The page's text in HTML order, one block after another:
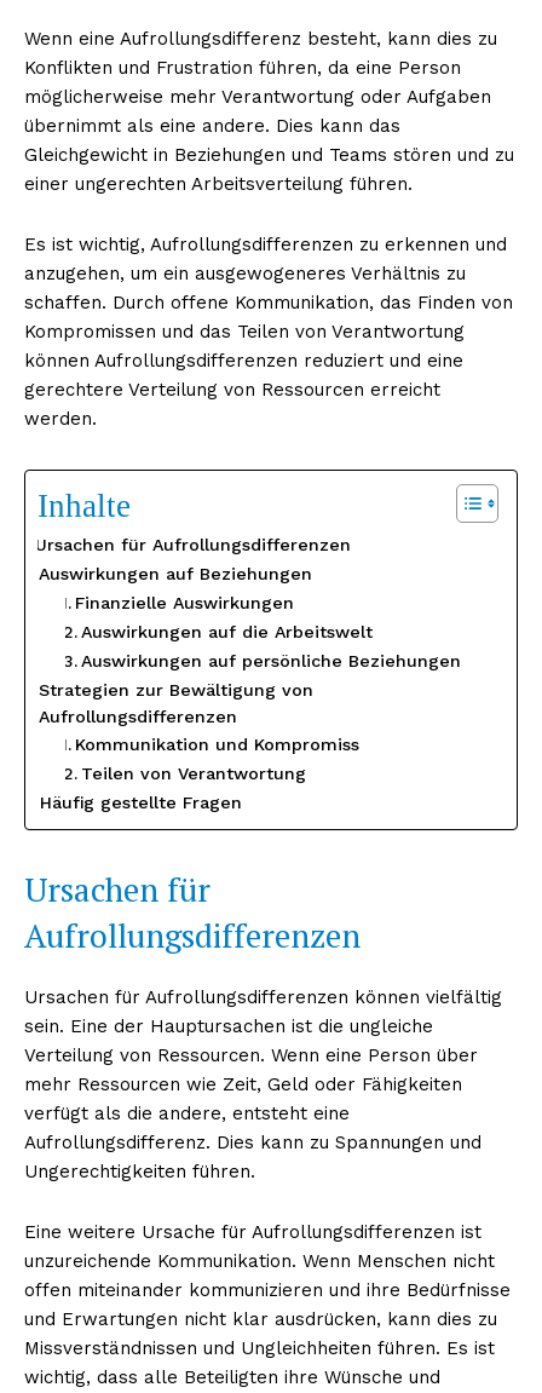
Wenn eine Aufrollungsdifferenz besteht, kann dies zu
Konflikten und Frustration führen, da eine Person
möglicherweise mehr Verantwortung oder Aufgaben
übernimmt als eine andere. Dies kann das
Gleichgewicht in Beziehungen und Teams stören und zu
einer ungerechten Arbeitsverteilung führen.
Es ist wichtig, Aufrollungsdifferenzen zu erkennen und
anzugehen, um ein ausgewogeneres Verhältnis zu
schaffen. Durch offene Kommunikation, das Finden von
Kompromissen und das Teilen von Verantwortung
können Aufrollungsdifferenzen reduziert und eine
gerechtere Verteilung von Ressourcen erreicht
werden.
Inhalte
Ursachen für Aufrollungsdifferenzen
Auswirkungen auf Beziehungen
Finanzielle Auswirkungen
Auswirkungen auf die Arbeitswelt
Auswirkungen auf persönliche Beziehungen
Strategien zur Bewältigung von
Aufrollungsdifferenzen
Kommunikation und Kompromiss
Teilen von Verantwortung
Häufig gestellte Fragen
Ursachen für
Aufrollungsdifferenzen
Ursachen für Aufrollungsdifferenzen können vielfältig
sein. Eine der Hauptursachen ist die ungleiche
Verteilung von Ressourcen. Wenn eine Person über
mehr Ressourcen wie Zeit, Geld oder Fähigkeiten
verfügt als die andere, entsteht eine
Aufrollungsdifferenz. Dies kann zu Spannungen und
Ungerechtigkeiten führen.
Eine weitere Ursache für Aufrollungsdifferenzen ist
unzureichende Kommunikation. Wenn Menschen nicht
offen miteinander kommunizieren und ihre Bedürfnisse
und Erwartungen nicht klar ausdrücken, kann dies zu
Missverständnissen und Ungleichheiten führen. Es ist
wichtig, dass alle Beteiligten ihre Wünsche und